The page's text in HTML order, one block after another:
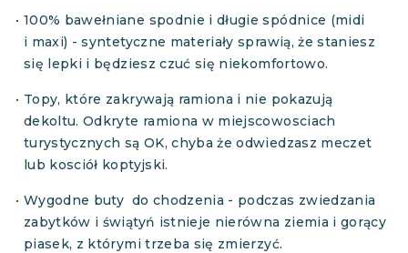
100% bawełniane spodnie i długie spódnice (midi
i maxi) - syntetyczne materiały sprawią, że staniesz
się lepki i będziesz czuć się niekomfortowo.
Topy, które zakrywają ramiona i nie pokazują
dekoltu. Odkryte ramiona w miejscowosciach
turystycznych są OK, chyba że odwiedzasz meczet
lub kosciół koptyjski.
Wygodne buty do chodzenia - podczas zwiedzania
zabytków i świątyń istnieje nierówna ziemia i gorący
piasek, z którymi trzeba się zmierzyć.